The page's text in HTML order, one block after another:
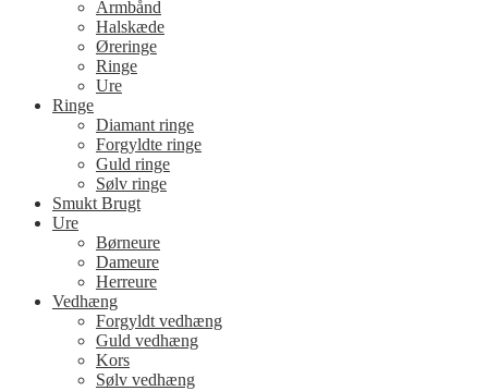
Armbånd
Halskæde
Øreringe
Ringe
Ure
Ringe
Diamant ringe
Forgyldte ringe
Guld ringe
Sølv ringe
Smukt Brugt
Ure
Børneure
Dameure
Herreure
Vedhæng
Forgyldt vedhæng
Guld vedhæng
Kors
Sølv vedhæng